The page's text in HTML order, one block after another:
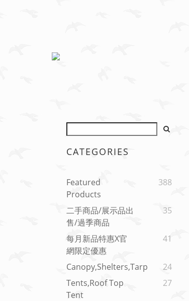
CATEGORIES
Featured
Products
388
二手商品/展示品出
售/過季商品
35
每月新品特惠x官
網限定優惠
41
Canopy,shelters,tarp
24
Tents,roof Top
Tent
27